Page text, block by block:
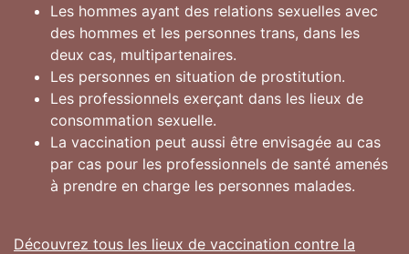
Les hommes ayant des relations sexuelles avec
des hommes et les personnes trans, dans les
deux cas, multipartenaires.
Les personnes en situation de prostitution.
Les professionnels exerçant dans les lieux de
consommation sexuelle.
La vaccination peut aussi être envisagée au cas
par cas pour les professionnels de santé amenés
à prendre en charge les personnes malades.
Découvrez tous les lieux de vaccination contre la